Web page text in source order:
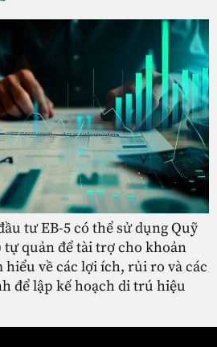
tư EB-5 có thể sử dụng Quỹ
quản để tài trợ cho khoản
về các lợi ích, rủi ro và các
để lập kế hoạch di trú hiệu